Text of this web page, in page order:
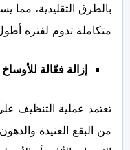
بالطرق التقليدية،
متكاملة تدوم لفترة
إزالة فعّالة
تعتمد عملية التنظيف
من البقع العنيدة